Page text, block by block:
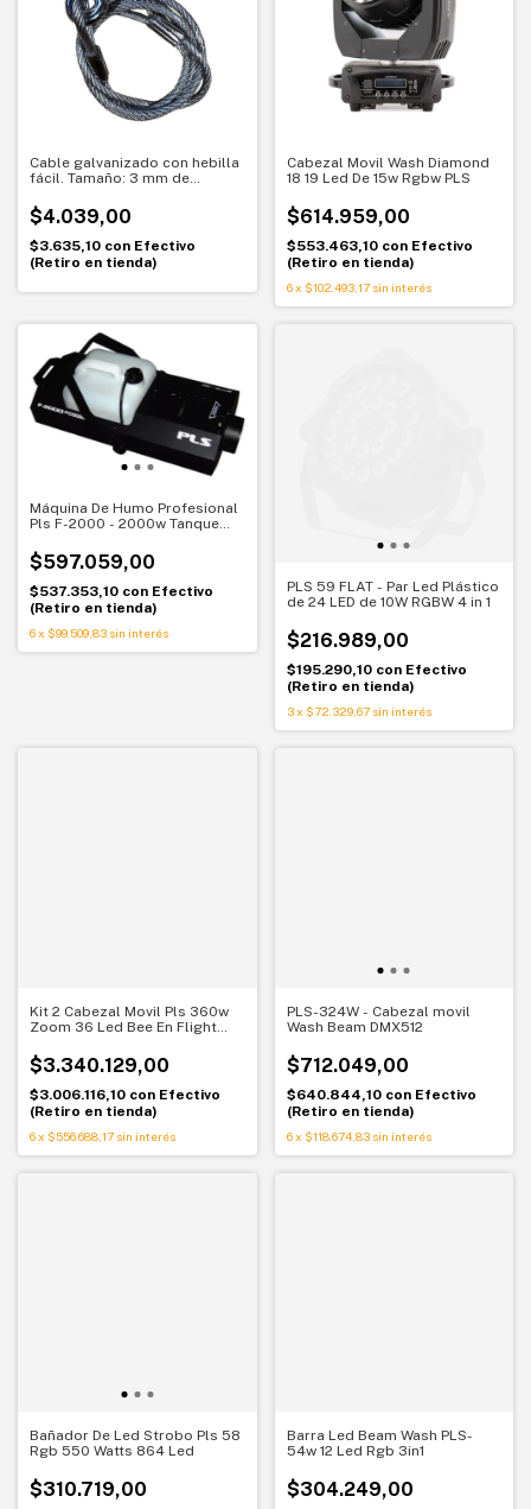
Cable galvanizado con hebilla
fácil. Tamaño: 3 mm de
10 kg PLS
$4.039,00
$3.635,10 con Efectivo
(Retiro en tienda)
Cabezal Movil Wash Diamond
18 19 Led De 15w Rgbw PLS
$614.959,00
$553.463,10 con Efectivo
(Retiro en tienda)
6 x $102.493,17 sin interés
Máquina De Humo Profesional
Pls F-2000 - 2000w Tanque
$597.059,00
$537.353,10 con Efectivo
(Retiro en tienda)
6x $99.509,83 sin interés
PLS 59 FLAT - Par Led Plástico
de 24 LED de 10W RGBW 4 in 1
$216.989,00
$195.290,10 con Efectivo
(Retiro en tienda)
3 x $72.329,67 sin interés
Kit 2 Cabezal Movil Pls 360w
Zoom 36 Led Bee En Flight
$3.340.129,00
$3.006.116,10 con Efectivo
(Retiro en tienda)
6x $556.688,17 sin interés
PLS-324W - Cabezal movil
Wash Beam DMX512
$712.049,00
$640.844,10 con Efectivo
(Retiro en tienda)
6 x $118.674,83 sin interés
Bañador De Led Strobo Pls 58
Rgb 550 Watts 864 Led
$310.719,00
Barra Led Beam Wash PLS-
54w 12 Led Rgb 3in1
$304.249,00